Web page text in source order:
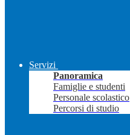
Servizi
Panoramica
Famiglie e studenti
Personale scolastico
Percorsi di studio